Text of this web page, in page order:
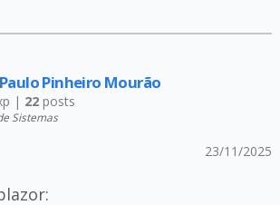
Pinheiro Mourão
| 22posts
Sistemas
23/11/2025